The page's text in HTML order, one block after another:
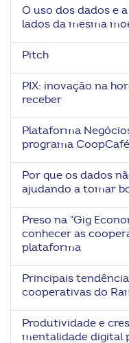
O uso dos dados e
lados da mesma
Pitch
PIX: inovação na
receber
Plataforma
programa CoopCafé
Por que os dados
ajudando a tomar
Preso na "Gig
conhecer as
plataforma
Principais
cooperativas do
Produtividade e
mentalidade digital